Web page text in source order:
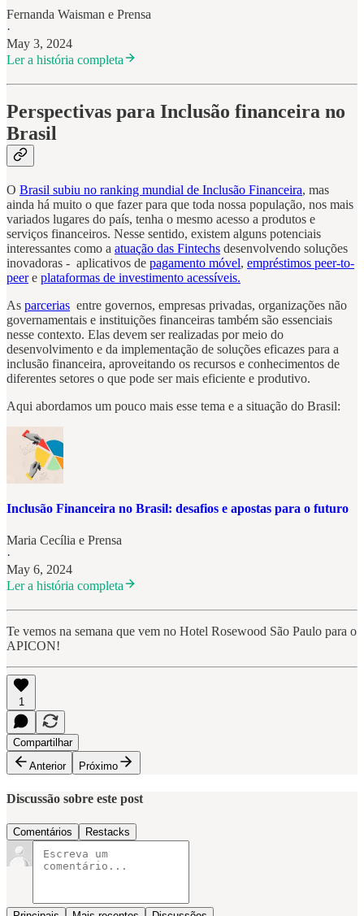
Fernanda Waisman e Prensa
·
May 3, 2024
Ler a história completa
Perspectivas para Inclusão financeira no
Brasil
O Brasil subiu no ranking mundial de Inclusão Financeira, mas
ainda há muito o que fazer para que toda nossa população, nos mais
variados lugares do país, tenha o mesmo acesso a produtos e
serviços financeiros. Nesse sentido, existem alguns potenciais
interessantes como a atuação das Fintechs desenvolvendo soluções
inovadoras - aplicativos de pagamento móvel, empréstimos peer-to-
peere plataformas de investimento acessíveis.
As parcerias entre governos, empresas privadas, organizações não
governamentais e instituições financeiras também são essenciais
nesse contexto. Elas devem ser realizadas por meio do
desenvolvimento e da implementação de soluções eficazes para a
inclusão financeira, aproveitando os recursos e conhecimentos de
diferentes setores o que pode ser mais eficiente e produtivo.
Aqui abordamos um pouco mais esse tema e a situação do Brasil:
Inclusão Financeira no Brasil: desafios e apostas para o futuro
Maria Cecília e Prensa
·
May 6, 2024
Ler a história completa
Te vemos na semana que vem no Hotel Rosewood São Paulo para o
APICON!
1
Compartilhar
Anterior
Próximo
Discussão sobre este post
Comentários Restacks